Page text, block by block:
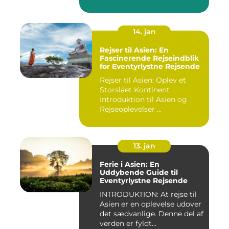
14. jan
Rejser til Asien: En
Fascinerende Rejseindblik
for Eventyrlystne Rejsende
Rejser til Asien: Oplev et
Storslået Kontinent
Introduktion til Asien og
Rejseoplevelser ...
13. jan
Ferie i Asien: En
Uddybende Guide til
Eventyrlystne Rejsende
INTRODUKTION: At rejse til
Asien er en oplevelse udover
det sædvanlige. Denne del af
verden er fyldt...